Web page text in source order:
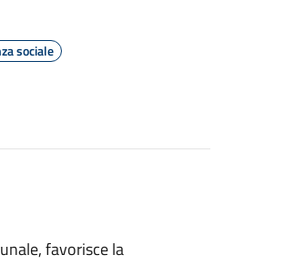
sociale
favorisce la